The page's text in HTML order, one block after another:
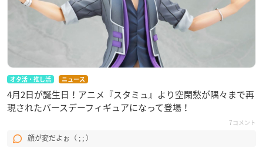
オタ活・推し活 ニュース
4月2日が誕生日！アニメ『スタミュ』より空閑愁が隅々まで再
現されたバースデーフィギュアになって登場！
7コメント
顔が変だよぉ（ ; ; ）